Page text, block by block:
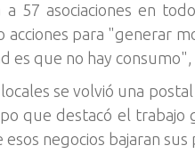
57 asociaciones en
para "generar
es que no hay consumo",
se volvió una
que destacó el trabajo
negocios bajaran sus